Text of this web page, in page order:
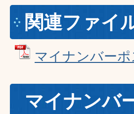
関連ファイ
マイナンバー
マイナンバ